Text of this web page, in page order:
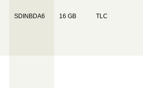
SDINBDA6 16 GB TLC